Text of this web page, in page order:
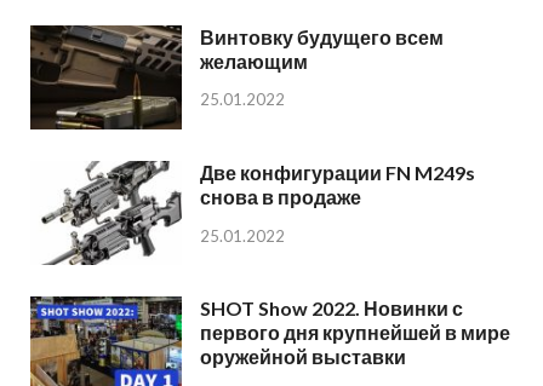
Винтовку будущего всем
желающим
25.01.2022
Две конфигурации FN M249s
снова в продаже
25.01.2022
SHOT Show 2022. Новинки с
первого дня крупнейшей в мире
оружейной выставки